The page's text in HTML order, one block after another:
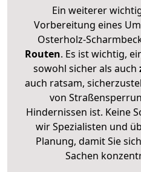
Ein weiterer
Vorbereitung eines
Osterholz-
Routen. Es ist wichtig,
sowohl sicher als auch
auch ratsam,
von
Hindernissen ist. Keine
wir Spezialisten und
Planung, damit Sie
Sachen